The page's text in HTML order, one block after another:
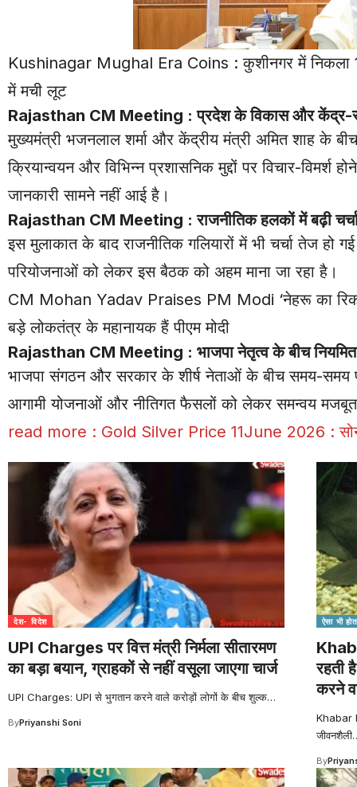
Kushinagar Mughal Era Coins : कुशीनगर में निकला
में मची लूट
Rajasthan CM Meeting : प्रदेश के विकास और केंद्र-
मुख्यमंत्री भजनलाल शर्मा और केंद्रीय मंत्री अमित शाह के
क्रियान्वयन और विभिन्न प्रशासनिक मुद्दों पर विचार-
जानकारी सामने नहीं आई है।
Rajasthan CM Meeting : राजनीतिक हलकों में बढ़ी
इस मुलाकात के बाद राजनीतिक गलियारों में भी चर्चा तेज
परियोजनाओं को लेकर इस बैठक को अहम माना जा रहा है।
CM Mohan Yadav Praises PM Modi ‘नेहरू का
बड़े लोकतंत्र के महानायक हैं पीएम मोदी
Rajasthan CM Meeting : भाजपा नेतृत्व के बीच नियमित
भाजपा संगठन और सरकार के शीर्ष नेताओं के बीच समय-समय
आगामी योजनाओं और नीतिगत फैसलों को लेकर समन्वय मजबूत
read more : Gold Silver Price 11June 2026 :
देश- विदेश
UPI Charges पर वित्त मंत्री निर्मला सीतारमण
का बड़ा बयान, ग्राहकों से नहीं वसूला जाएगा चार्ज
UPI Charges: UPI से भुगतान करने वाले करोड़ों लोगों के बीच शुल्क…
ByPriyanshi Soni
ऐसा भी
रहती
करने
Khabar
जीवनशैली
By